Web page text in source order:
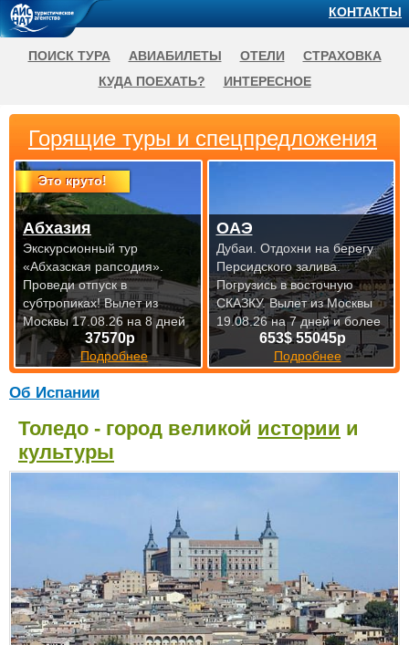
Об Испании
Толедо - город великой истории и
культуры
Горящие туры и спецпредложения
Это круто!
37570р
Подробнее
Абхазия
Экскурсионный тур
«Абхазская рапсодия».
Проведи отпуск в
субтропиках!Вылет из
Москвы 17.08.26 на 8 дней
653$ 55045р
Подробнее
ОАЭ
Дубаи. Отдохни на берегу
Персидского залива.
Погрузись в восточную
СКАЗКУ.Вылет из Москвы
19.08.26 на 7 дней и более
КОНТАКТЫ
ПОИСК ТУРА АВИАБИЛЕТЫ ОТЕЛИ
СТРАХОВКА
КУДА ПОЕХАТЬ?
ИНТЕРЕСНОЕ